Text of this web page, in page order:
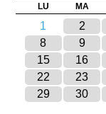
LU MA
1 2
8
9
15
16
22
23
29
30